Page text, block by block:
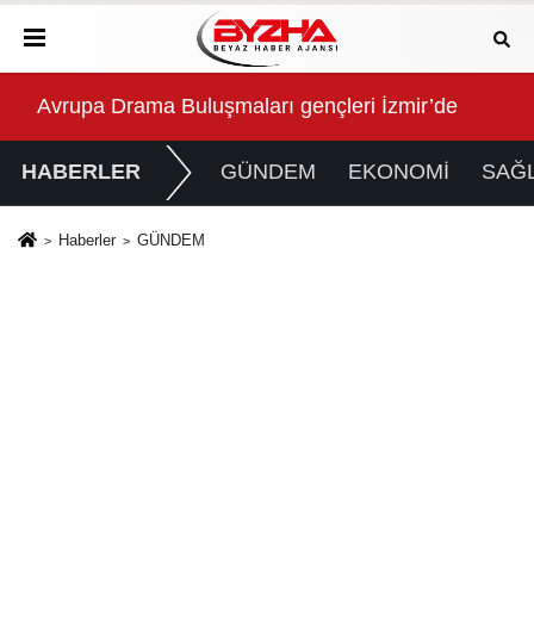
Avrupa Drama Buluşmaları gençleri İzmir’de
HABERLER GÜNDEM EKONOMİ
Haberler GÜNDEM